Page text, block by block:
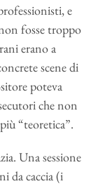
e
fosse troppo
erano a
scene di
poteva
che non
“teoretica”.
Una sessione
da caccia (i